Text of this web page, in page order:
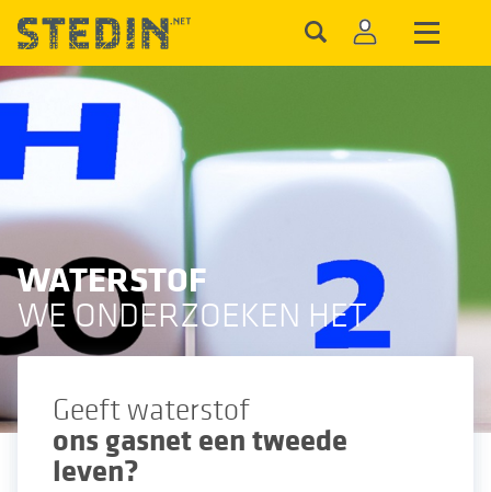
WATERSTOF
WE ONDERZOEKEN HET
Geeft waterstof
ons gasnet een tweede
leven?